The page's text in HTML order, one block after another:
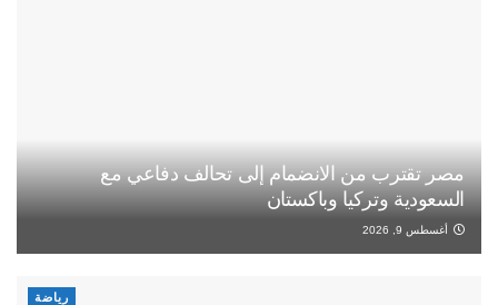
مصر تقترب من الانضمام إلى تحالف دفاعي مع
السعودية وتركيا وباكستان
أغسطس 9, 2026
رياضة